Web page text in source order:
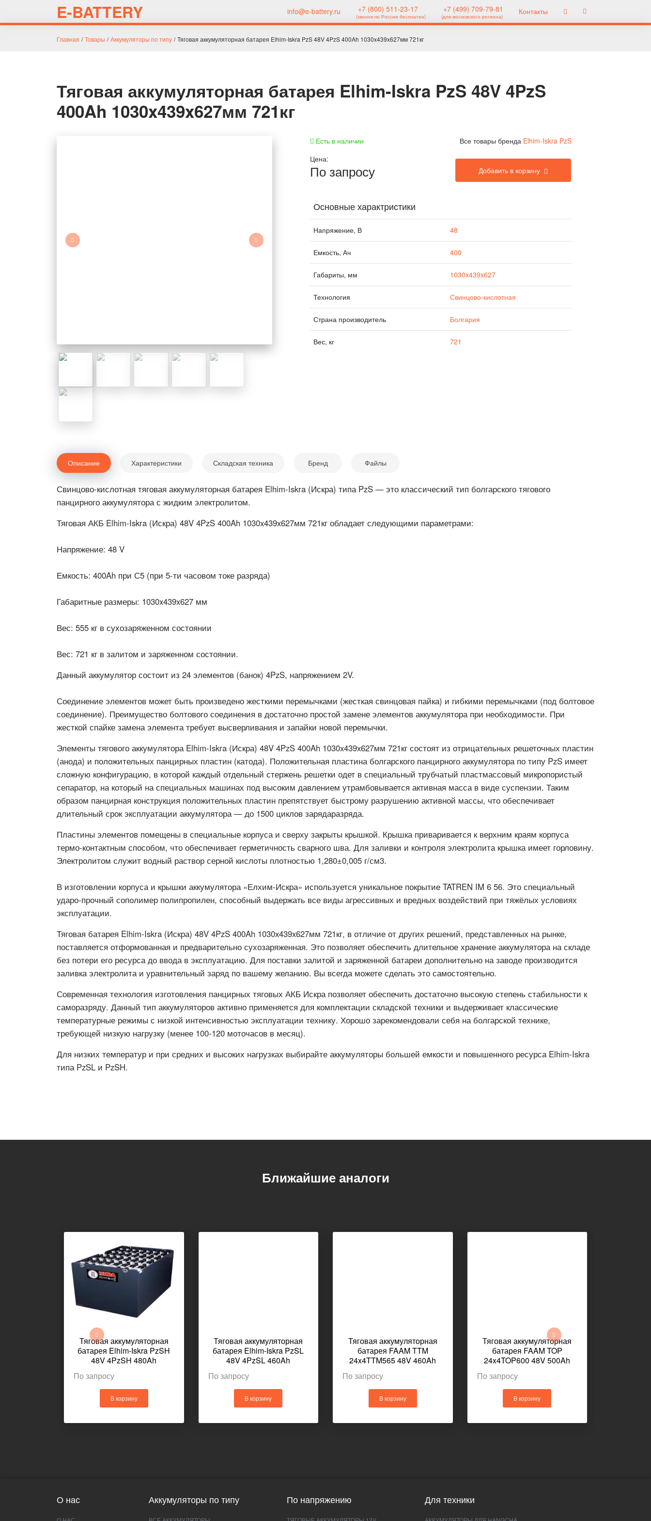
E-BATTERY info@e-battery.ru +7 (800) 511-23-17
(звонок по России бесплатен)
+7 (499) 709-79-81
(для московского региона)
Контакты
Главная / Товары / Аккумуляторы по типу / Тяговая аккумуляторная батарея Elhim-Iskra PzS 48V 4PzS 400Ah 1030x439x627мм 721кг
Тяговая аккумуляторная батарея Elhim-Iskra PzS 48V 4PzS
400Ah 1030x439x627мм 721кг
Есть в наличии Все товары бренда Elhim-Iskra PzS
Цена:
По запросу Добавить в корзину
Основные характристики
Напряжение, В 48
Емкость, Ач 400
Габариты, мм 1030x439x627
Технология Свинцово-кислотная
Страна производитель Болгария
Вес, кг 721
Описание Характеристики Складская техника Бренд Файлы
Свинцово-кислотная тяговая аккумуляторная батарея Elhim-Iskra (Искра) типа PzS — это классический тип болгарского тягового
панцирного аккумулятора с жидким электролитом.
Тяговая АКБ Elhim-Iskra (Искра) 48V 4PzS 400Ah 1030x439x627мм 721кг обладает следующими параметрами:
Напряжение: 48 V
Емкость: 400Ah при С5 (при 5-ти часовом токе разряда)
Габаритные размеры: 1030x439x627 мм
Вес: 555 кг в сухозаряженном состоянии
Вес: 721 кг в залитом и заряженном состоянии.
Данный аккумулятор состоит из 24 элементов (банок) 4PzS, напряжением 2V.
Соединение элементов может быть произведено жесткими перемычками (жесткая свинцовая пайка) и гибкими перемычками (под болтовое
соединение). Преимущество болтового соединения в достаточно простой замене элементов аккумулятора при необходимости. При
жесткой спайке замена элемента требует высверливания и запайки новой перемычки.
Элементы тягового аккумулятора Elhim-Iskra (Искра) 48V 4PzS 400Ah 1030x439x627мм 721кг состоят из отрицательных решеточных пластин
(анода) и положительных панцирных пластин (катода). Положительная пластина болгарского панцирного аккумулятора по типу PzS имеет
сложную конфигурацию, в которой каждый отдельный стержень решетки одет в специальный трубчатый пластмассовый микропористый
сепаратор, на который на специальных машинах под высоким давлением утрамбовывается активная масса в виде суспензии. Таким
образом панцирная конструкция положительных пластин препятствует быстрому разрушению активной массы, что обеспечивает
длительный срок эксплуатации аккумулятора — до 1500 циклов зарядаразряда.
Пластины элементов помещены в специальные корпуса и сверху закрыты крышкой. Крышка приваривается к верхним краям корпуса
термо-контактным способом, что обеспечивает герметичность сварного шва. Для заливки и контроля электролита крышка имеет горловину.
Электролитом служит водный раствор серной кислоты плотностью 1,280±0,005 г/см3.
В изготовлении корпуса и крышки аккумулятора «Елхим-Искра» используется уникальное покрытие TATREN IM 6 56. Это специальный
ударо-прочный сополимер полипропилен, способный выдержать все виды агрессивных и вредных воздействий при тяжёлых условиях
эксплуатации.
Тяговая батарея Elhim-Iskra (Искра) 48V 4PzS 400Ah 1030x439x627мм 721кг, в отличие от других решений, представленных на рынке,
поставляется отформованная и предварительно сухозаряженная. Это позволяет обеспечить длительное хранение аккумулятора на складе
без потери его ресурса до ввода в эксплуатацию. Для поставки залитой и заряженной батареи дополнительно на заводе производится
заливка электролита и уравнительный заряд по вашему желанию. Вы всегда можете сделать это самостоятельно.
Современная технология изготовления панцирных тяговых АКБ Искра позволяет обеспечить достаточно высокую степень стабильности к
саморазряду. Данный тип аккумуляторов активно применяется для комплектации складской техники и выдерживает классические
температурные режимы с низкой интенсивностью эксплуатации технику. Хорошо зарекомендовали себя на болгарской технике,
требующей низкую нагрузку (менее 100-120 моточасов в месяц).
Для низких температур и при средних и высоких нагрузках выбирайте аккумуляторы большей емкости и повышенного ресурса Elhim-Iskra
типа PzSL и PzSH.
Ближайшие аналоги
Тяговая аккумуляторная
батарея Elhim-Iskra PzSH
48V 4PzSH 480Ah
По запросу
В корзину
Тяговая аккумуляторная
батарея Elhim-Iskra PzSL
48V 4PzSL 460Ah
По запросу
В корзину
Тяговая аккумуляторная
батарея FAAM TTM
24x4TTM565 48V 460Ah
По запросу
В корзину
Тяговая аккумуляторная
батарея FAAM TOP
24x4TOP600 48V 500Ah
По запросу
В корзину
О нас Аккумуляторы по типу По напряжению Для техники